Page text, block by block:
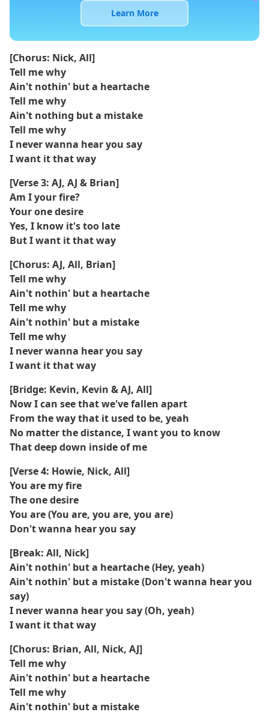
Learn More
[Chorus: Nick, All]
Tell me why
Ain't nothin' but a heartache
Tell me why
Ain't nothing but a mistake
Tell me why
I never wanna hear you say
I want it that way
[Verse 3: AJ, AJ & Brian]
Am I your fire?
Your one desire
Yes, I know it's too late
But I want it that way
[Chorus: AJ, All, Brian]
Tell me why
Ain't nothin' but a heartache
Tell me why
Ain't nothin' but a mistake
Tell me why
I never wanna hear you say
I want it that way
[Bridge: Kevin, Kevin & AJ, All]
Now I can see that we've fallen apart
From the way that it used to be, yeah
No matter the distance, I want you to know
That deep down inside of me
[Verse 4: Howie, Nick, All]
You are my fire
The one desire
You are (You are, you are, you are)
Don't wanna hear you say
[Break: All, Nick]
Ain't nothin' but a heartache (Hey, yeah)
Ain't nothin' but a mistake (Don't wanna hear you
say)
I never wanna hear you say (Oh, yeah)
I want it that way
[Chorus: Brian, All, Nick, AJ]
Tell me why
Ain't nothin' but a heartache
Tell me why
Ain't nothin' but a mistake